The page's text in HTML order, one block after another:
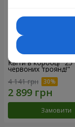
Квіти в коробці "25
червоних троянд!"
4 141 грн
Замовити